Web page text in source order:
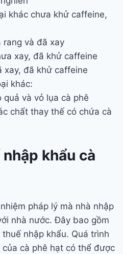
khác chưa khử caffeine,
rang và đã xay
xay, đã khử caffeine
xay, đã khử caffeine
khác:
quả và vỏ lụa cà phê
chất thay thế có chứa cà
khẩu cà
pháp lý mà nhà nhập
nhà nước. Đây bao gồm
nhập khẩu. Quá trình
cà phê hạt có thể được